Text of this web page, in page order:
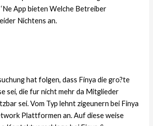
App bieten Welche Betreiber
Nichtens an.
hat folgen, dass Finya die gro?te
sei, die fur nicht mehr da Mitglieder
sei. Vom Typ lehnt zigeunern bei Finya
Plattformen an. Auf diese weise